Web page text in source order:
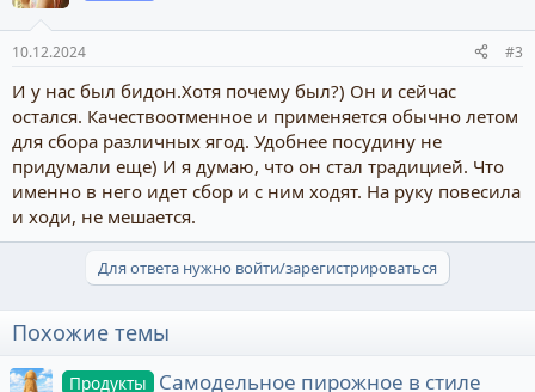
10.12.2024 #3
И у нас был бидон.Хотя почему был?) Он и сейчас
остался. Качествоотменное и применяется обычно летом
для сбора различных ягод. Удобнее посудину не
придумали еще) И я думаю, что он стал традицией. Что
именно в него идет сбор и с ним ходят. На руку повесила
и ходи, не мешается.
Для ответа нужно войти/зарегистрироваться
Похожие темы
Продукты
Самодельное пирожное в стиле